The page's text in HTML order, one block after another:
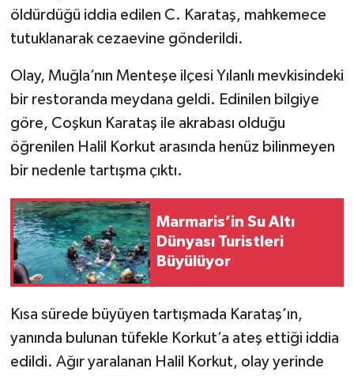
öldürdüğü iddia edilen C. Karataş, mahkemece
tutuklanarak cezaevine gönderildi.
Olay, Muğla’nın Menteşe ilçesi Yılanlı mevkisindeki
bir restoranda meydana geldi. Edinilen bilgiye
göre, Coşkun Karataş ile akrabası olduğu
öğrenilen Halil Korkut arasında henüz bilinmeyen
bir nedenle tartışma çıktı.
Marmaris’in Su Altı
Dünyası Turistleri
Büyülüyor
Kısa sürede büyüyen tartışmada Karataş’ın,
yanında bulunan tüfekle Korkut’a ateş ettiği iddia
edildi. Ağır yaralanan Halil Korkut, olay yerinde